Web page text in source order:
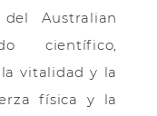
Australian
científico,
vitalidad y la
física y la